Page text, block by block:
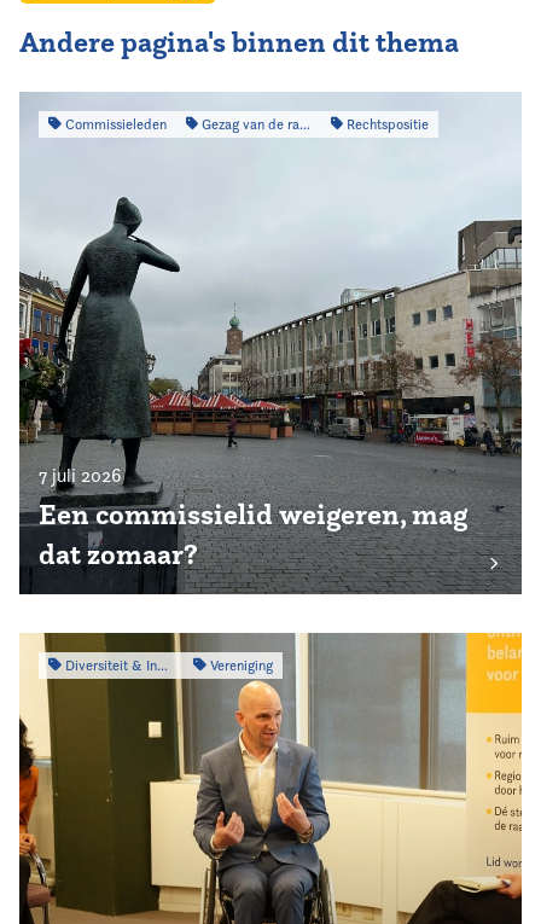
Andere pagina's binnen dit thema
Commissieleden Gezag van de raad Rechtspositie
7 juli 2026
Een commissielid weigeren, mag
dat zomaar?
Diversiteit & Inclusiviteit Vereniging